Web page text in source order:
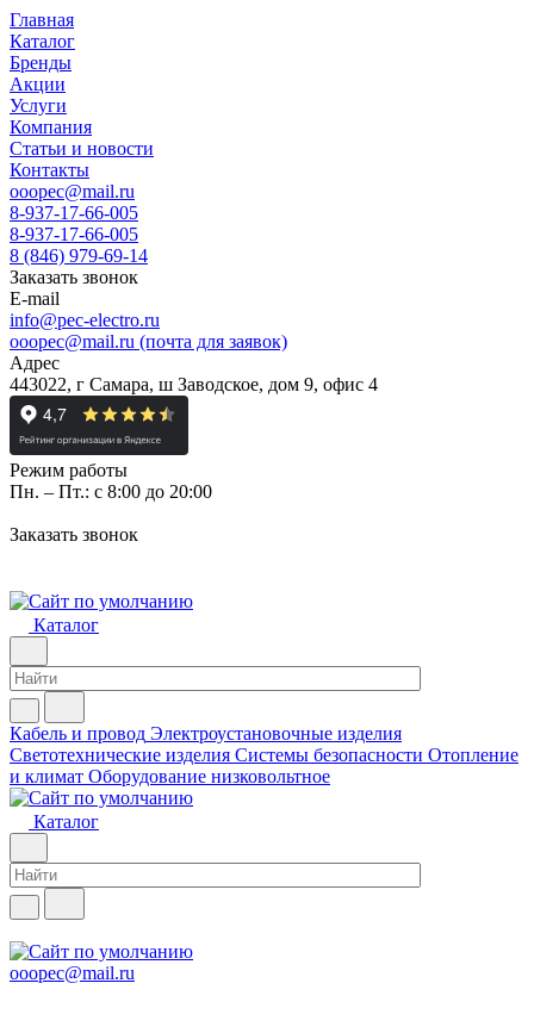
Главная
Каталог
Бренды
Акции
Услуги
Компания
Статьи и новости
Контакты
ooopec@mail.ru
8-937-17-66-005
8-937-17-66-005
8 (846) 979-69-14
Заказать звонок
E-mail
info@pec-electro.ru
ooopec@mail.ru (почта для заявок)
Адрес
443022, г Самара, ш Заводское, дом 9, офис 4
Режим работы
Пн. – Пт.: с 8:00 до 20:00
Заказать звонок
Каталог
Кабель и провод Электроустановочные изделия
Светотехнические изделия Системы безопасности Отопление
и климат Оборудование низковольтное
Каталог
ooopec@mail.ru